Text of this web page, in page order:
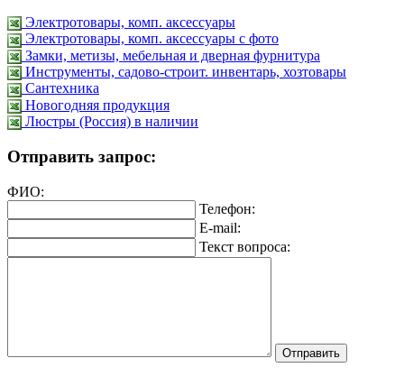
Электротовары, комп. аксессуары
Электротовары, комп. аксессуары с фото
Замки, метизы, мебельная и дверная фурнитура
Инструменты, садово-строит. инвентарь, хозтовары
Сантехника
Новогодняя продукция
Люстры (Россия) в наличии
Отправить запрос:
ФИО:
Телефон:
E-mail:
Текст вопроса: